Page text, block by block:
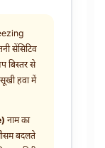
सेंसिटिव
बिस्तर से
हवा में
नाम का
बदलते